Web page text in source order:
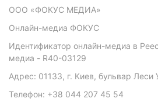
ООО «ФОКУС МЕДИА»
Онлайн-медиа ФОКУС
Идентификатор онлайн-медиа в
медиа - R40-03129
Адрес: 01133, г. Киев, бульвар Леси
Телефон: +38 044 207 45 54